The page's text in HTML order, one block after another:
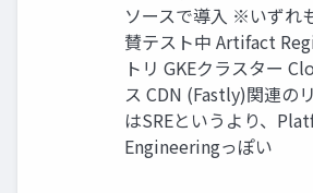
ソースで導入 ※いずれ
賛テスト中 Artifact
トリ GKEクラスター
ス CDN (Fastly)関連の
はSREというより、
Engineeringっぽい